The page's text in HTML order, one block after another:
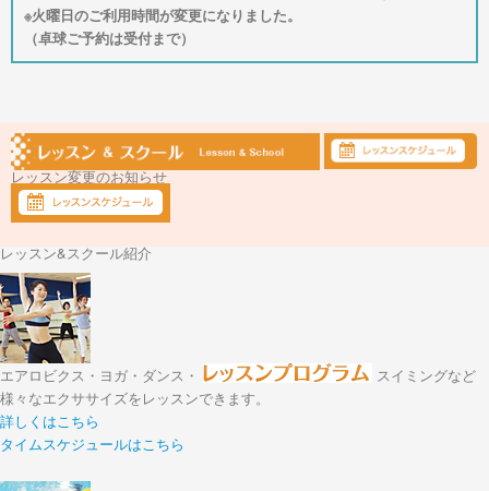
※火曜日のご利用時間が変更になりました。
（卓球ご予約は受付まで）
レッスン変更のお知らせ
レッスン&スクール紹介
エアロビクス・ヨガ・ダンス・
スイミングなど
様々なエクササイズをレッスンできます。
詳しくはこちら
タイムスケジュールはこちら